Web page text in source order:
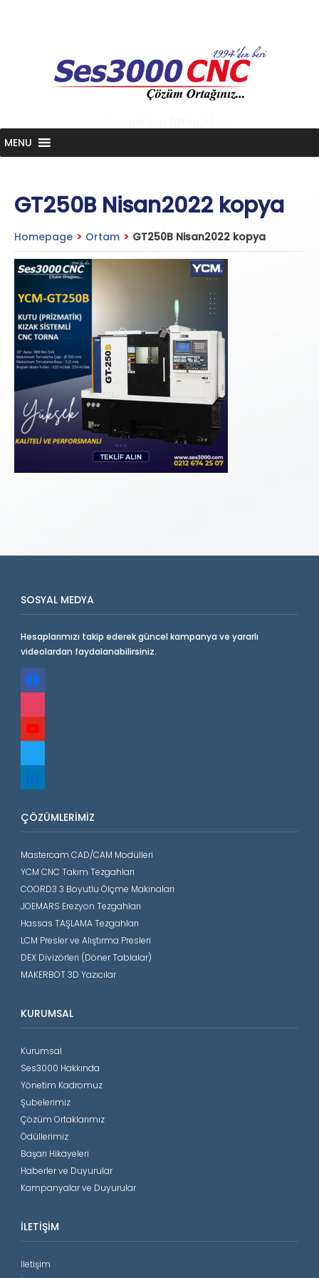
content
MENU
GT250B Nisan2022 kopya
Homepage > Ortam > GT250B Nisan2022 kopya
SOSYAL MEDYA
Hesaplarımızı takip ederek güncel kampanya ve yararlı
videolardan faydalanabilirsiniz.
facebook
youtube
ÇÖZÜMLERIMIZ
Mastercam CAD/CAM Modülleri
YCM CNC Takım Tezgahları
COORD3 3 Boyutlu Ölçme Makinaları
JOEMARS Erezyon Tezgahları
Hassas TAŞLAMA Tezgahları
LCM Presler ve Alıştırma Presleri
DEX Divizörleri (Döner Tablalar)
MAKERBOT 3D Yazıcılar
KURUMSAL
Kurumsal
Ses3000 Hakkında
Yönetim Kadromuz
Şubelerimiz
Çözüm Ortaklarımız
Ödüllerimiz
Başarı Hikayeleri
Haberler ve Duyurular
Kampanyalar ve Duyurular
İLETIŞIM
İletişim